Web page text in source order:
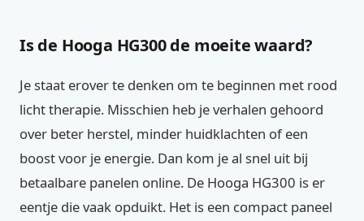
Is de Hooga HG300 de moeite waard?
Je staat erover te denken om te beginnen met rood
licht therapie. Misschien heb je verhalen gehoord
over beter herstel, minder huidklachten of een
boost voor je energie. Dan kom je al snel uit bij
betaalbare panelen online. De Hooga HG300 is er
eentje die vaak opduikt. Het is een compact paneel